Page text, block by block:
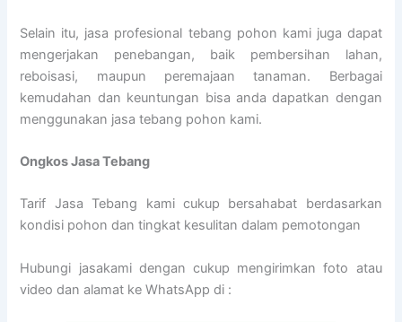
Selain itu, jasa profesional tebang pohon kami juga dapat
mengerjakan penebangan, baik pembersihan lahan,
reboisasi, maupun peremajaan tanaman. Berbagai
kemudahan dan keuntungan bisa anda dapatkan dengan
menggunakan jasa tebang pohon kami.
Ongkos Jasa Tebang
Tarif Jasa Tebang kami cukup bersahabat berdasarkan
kondisi pohon dan tingkat kesulitan dalam pemotongan
Hubungi jasakami dengan cukup mengirimkan foto atau
video dan alamat ke WhatsApp di :